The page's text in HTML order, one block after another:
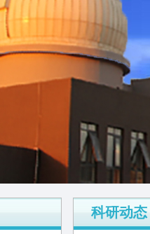
科研动态